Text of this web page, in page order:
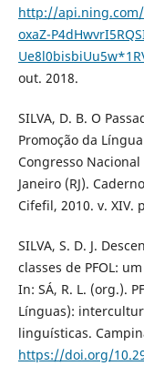
http://api.ning.com/
oxaZ-
out. 2018.
SILVA, D. B. O
Promoção da
Congresso
Janeiro (RJ).
Cifefil, 2010. v. XIV.
SILVA, S. D. J.
classes de PFOL:
In: SÁ, R. L. (org.).
Línguas):
linguísticas.
https://doi.org/